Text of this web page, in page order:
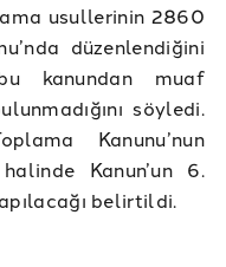
usullerinin 2860
düzenlendiğini
kanundan muaf
söyledi.
Kanunu’nun
Kanun’un 6.
belirtildi.